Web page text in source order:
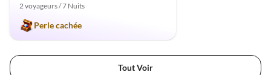
2 voyageurs / 7 Nuits
Perle cachée
Tout Voir